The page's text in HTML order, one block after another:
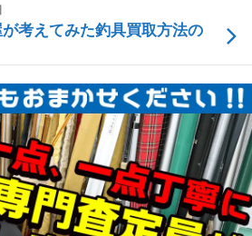
考えてみた釣具買取方法の